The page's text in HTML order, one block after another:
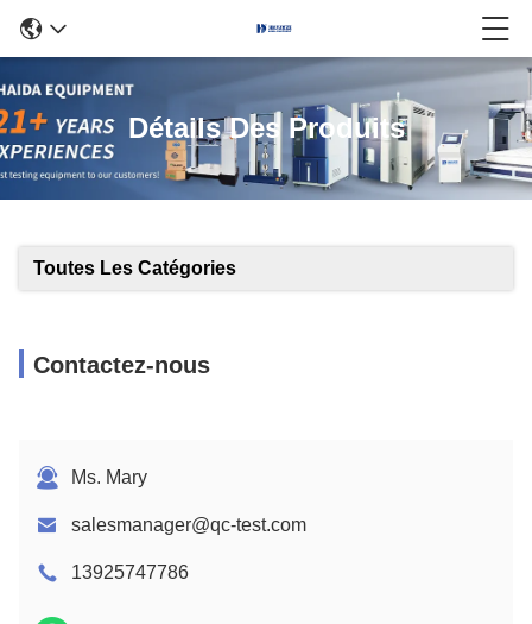
Détails Des Produits
Toutes Les Catégories
Contactez-nous
Ms. Mary
salesmanager@qc-test.com
13925747786